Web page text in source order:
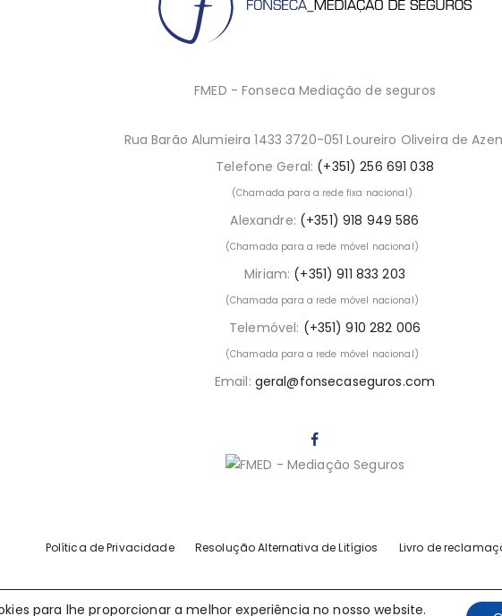
FMED - Fonseca Mediação de seguros
Rua Barão Alumieira 1433 3720-051 Loureiro Oliveira de
Telefone Geral: (+351) 256 691 038
(Chamada para a rede fixa nacional)
Alexandre: (+351) 918 949 586
(Chamada para a rede móvel nacional)
Miriam: (+351) 911 833 203
(Chamada para a rede móvel nacional)
Telemóvel: (+351) 910 282 006
(Chamada para a rede móvel nacional)
Email: geral@fonsecaseguros.com
Política de Privacidade Resolução Alternativa de Litígios Livro de
FMED - Fonseca Mediação Seguros © 2021. Todos os direitos
para lhe proporcionar a melhor experiência no nosso website.